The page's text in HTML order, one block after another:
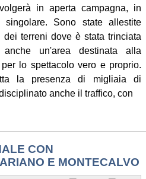
in aperta campagna, in
singolare. Sono state allestite
terreni dove è stata trinciata
un'area destinata alla
lo spettacolo vero e proprio.
la presenza di migliaia di
anche il traffico, con
CON
E MONTECALVO